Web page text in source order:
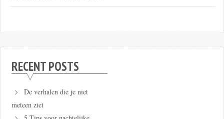
RECENT POSTS
De verhalen die je niet
meteen ziet